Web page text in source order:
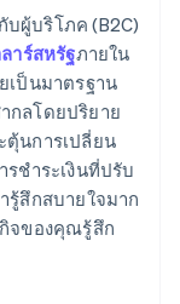
ผู้บริโภค (B2C)
าร์สหรัฐภายใน
เป็นมาตรฐาน
กลโดยปริยาย
ตุ้นการเปลี่ยน
ชําระเงินที่ปรับ
รู้สึกสบายใจมาก
จของคุณรู้สึก